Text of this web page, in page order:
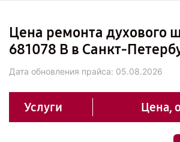
Цена ремонта духового
681078 B в Санкт-
Дата обновления прайса: 05.08.2026
Услуги Цена,